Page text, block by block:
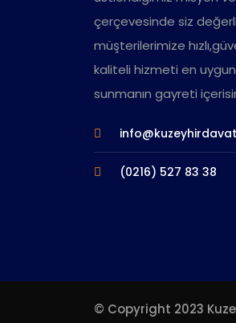
çerçevesinde siz değerli
müşterilerimize
kaliteli hizmeti en
sunmanın gayreti
(0216) 527 83 38
© Copyright 2023